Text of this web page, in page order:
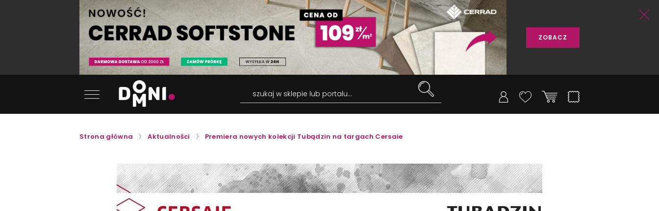
ZOBACZ
szukaj w sklepie lub portalu...
Strona główna Aktualności Premiera nowych kolekcji Tubądzin na targach Cersaie